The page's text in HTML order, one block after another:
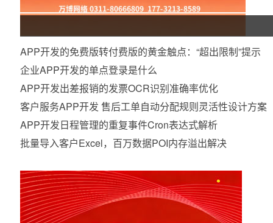
APP开发的免费版转付费版的黄金触点：“超出限制”提示
企业APP开发的单点登录是什么
APP开发出差报销的发票OCR识别准确率优化
客户服务APP开发 售后工单自动分配规则灵活性设计方案
APP开发日程管理的重复事件Cron表达式解析
批量导入客户Excel，百万数据POI内存溢出解决